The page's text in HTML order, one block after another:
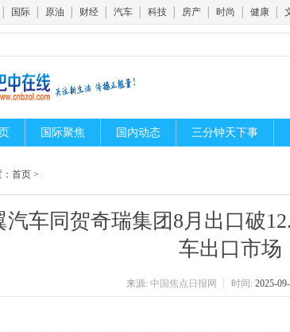
国际 原油 财经 汽车 科技 房产 时尚 健康
国际聚焦 国内动态 三分钟天下事
首页 >
汽车同贺奇瑞集团8月出口破
车出口市场
来源: 中国焦点日报网 ┆ 时间: 2025-